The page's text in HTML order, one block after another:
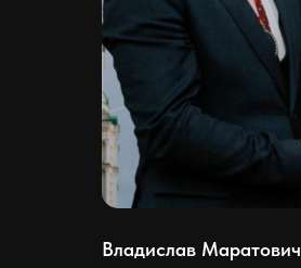
Владислав Маратович